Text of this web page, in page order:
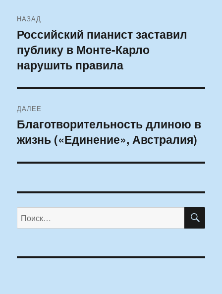
по
записям
НАЗАД
Предыдущая
запись:
Российский пианист заставил
публику в Монте-Карло
нарушить правила
ДАЛЕЕ
Следующая
запись:
Благотворительность длиною в
жизнь («Единение», Австралия)
Искать: